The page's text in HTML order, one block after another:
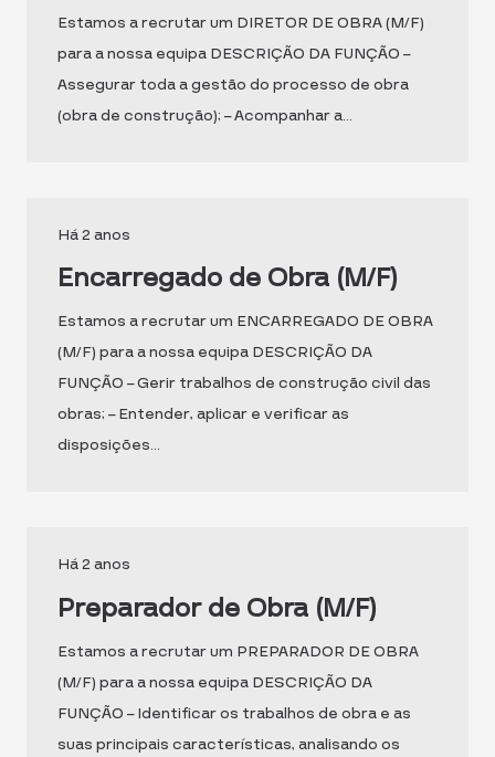
Estamos a recrutar um DIRETOR DE OBRA (M/F)
para a nossa equipa DESCRIÇÃO DA FUNÇÃO –
Assegurar toda a gestão do processo de obra
(obra de construção); – Acompanhar a…
Há 2 anos
Encarregado de Obra (M/F)
Estamos a recrutar um ENCARREGADO DE OBRA
(M/F) para a nossa equipa DESCRIÇÃO DA
FUNÇÃO – Gerir trabalhos de construção civil das
obras; – Entender, aplicar e verificar as
disposições…
Há 2 anos
Preparador de Obra (M/F)
Estamos a recrutar um PREPARADOR DE OBRA
(M/F) para a nossa equipa DESCRIÇÃO DA
FUNÇÃO – Identificar os trabalhos de obra e as
suas principais características, analisando os